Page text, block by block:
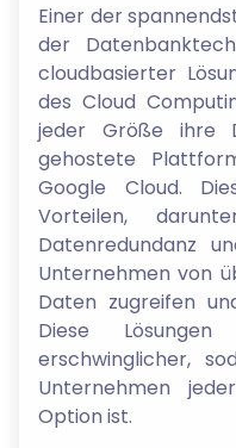
Einer der
der
cloudbasierter
des Cloud
jeder Größe ihre
gehostete
Google Cloud.
Vorteilen,
Datenredundanz
Unternehmen von
Daten zugreifen
Diese
erschwinglicher,
Unternehmen
Option ist.